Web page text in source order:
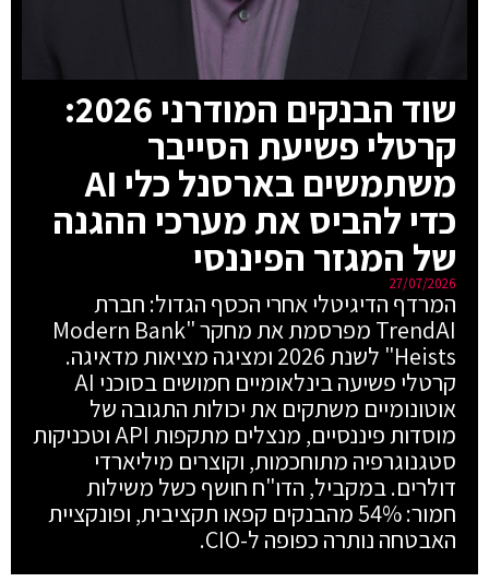
שוד הבנקים המודרני 2026:
קרטלי פשיעת הסייבר
משתמשים בארסנל כלי AI
כדי להביס את מערכי ההגנה
של המגזר הפיננסי
27/07/2026
המרדף הדיגיטלי אחרי הכסף הגדול: חברת
TrendAI מפרסמת את מחקר "Modern Bank
Heists" לשנת 2026 ומציגה מציאות מדאיגה.
קרטלי פשיעה בינלאומיים חמושים בסוכני AI
אוטונומיים משתקים את יכולות התגובה של
מוסדות פיננסיים, מנצלים מתקפות API וטכניקות
סטגנוגרפיה מתוחכמות, וקוצרים מיליארדי
דולרים. במקביל, הדו"ח חושף כשל משילות
חמור: 54% מהבנקים קפאו תקציבית, ופונקציית
האבטחה נותרה כפופה ל-CIO.